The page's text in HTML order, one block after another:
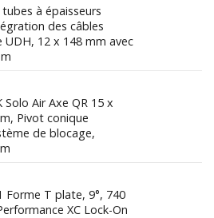
à épaisseurs
des câbles
UDH, 12 x 148 mm avec
Solo Air Axe QR 15 x
Pivot conique
de blocage,
Forme T plate, 9°, 740
XC Lock-On